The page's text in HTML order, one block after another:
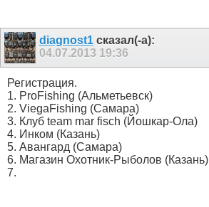
diagnost1 сказал(-а):
04.07.2013 19:36
Регистрация.
1. ProFishing (Альметьевск)
2. ViegaFishing (Самара)
3. Клуб team mar fisch (Йошкар-Ола)
4. Инком (Казань)
5. Авангард (Самара)
6. Магазин Охотник-Рыболов (Казань)
7.